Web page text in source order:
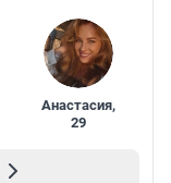
Анастасия,
29